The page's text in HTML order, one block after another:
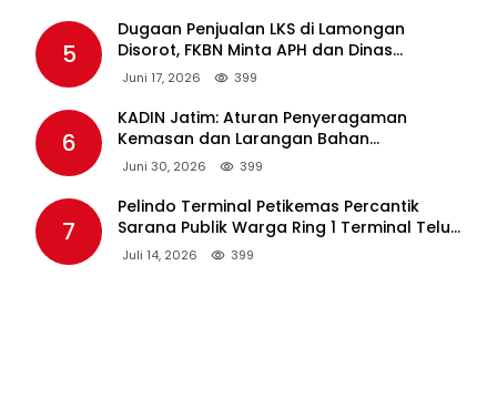
5
Dugaan Penjualan LKS di Lamongan
Disorot, FKBN Minta APH dan Dinas
Pendidikan Bertindak Tegas.
Juni 17, 2026 399
6
KADIN Jatim: Aturan Penyeragaman
Kemasan dan Larangan Bahan
Tambahan Berpotensi Ganggu Industri
Juni 30, 2026 399
7
Pelindo Terminal Petikemas Percantik
Sarana Publik Warga Ring 1 Terminal Teluk
Lamong Lewat Program TJSL
Juli 14, 2026 399